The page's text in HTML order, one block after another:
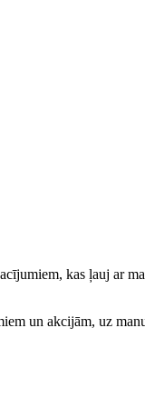
kas ļauj ar
un akcijām, uz